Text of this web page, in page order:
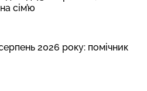
сім’ю
2026 року: помічник